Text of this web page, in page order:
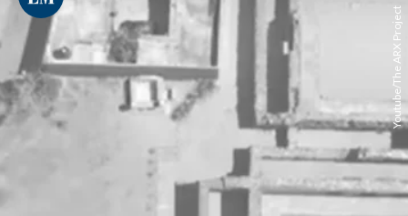
Youtube/The ARX Project